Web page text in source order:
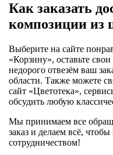
Как заказать
композиции из
Выберите на сайте
«Корзину», оставьте
недорого отвезём ваш
области. Также можете
сайт «Цветотека»,
обсудить любую
Мы принимаем все
заказ и делаем всё,
сотрудничеством!